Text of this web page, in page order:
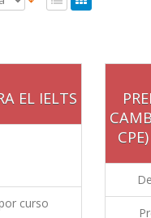
EL IELTS
curso